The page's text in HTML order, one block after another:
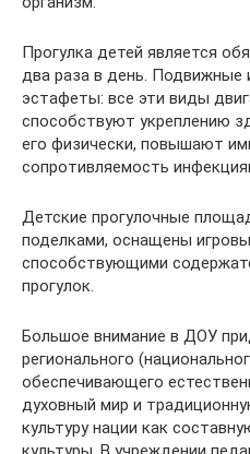
Прогулка детей является
два раза в день. Подвижные
эстафеты: все эти виды
способствуют укреплению
его физически, повышают
сопротивляемость
Детские прогулочные
поделками, оснащены
способствующими
прогулок.
Большое внимание в ДОУ
регионального
обеспечивающего
духовный мир и
культуру нации как